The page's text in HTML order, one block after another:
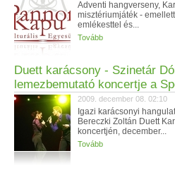
Adventi hangverseny,
misztériumjáték -
emlékesttel és...
Tovább
Duett karácsony - Szinetár
lemezbemutató koncertje a
2009. december 08. 02:10
Igazi karácsonyi
Bereczki Zoltán Duett
koncertjén, december...
Tovább